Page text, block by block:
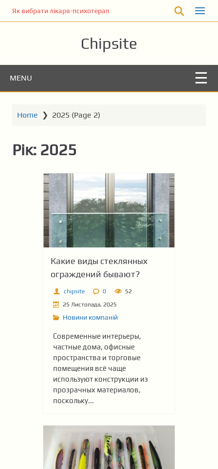
o
Як вибрати лікаря-психотерапевта для консультації
Chipsite
MENU
Home ❯ 2025 (Page 2)
Рік: 2025
Какие виды стеклянных
ограждений бывают?
chipsite 0
52
25 Листопада, 2025
Новини компаній
Современные интерьеры,
частные дома, офисные
пространства и торговые
помещения всё чаще
используют конструкции из
прозрачных материалов,
поскольку...